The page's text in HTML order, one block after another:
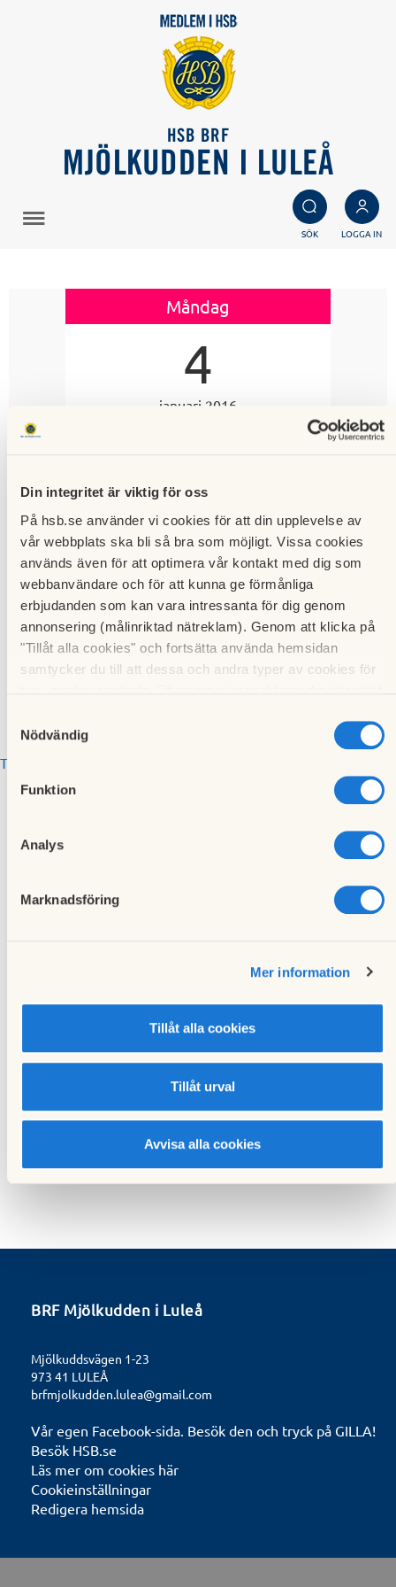
Din integritet är viktig för oss
På hsb.se använder vi cookies för att din upplevelse av
vår webbplats ska bli så bra som möjligt. Vissa cookies
används även för att optimera vår kontakt med dig som
webbanvändare och för att kunna ge förmånliga
erbjudanden som kan vara intressanta för dig genom
annonsering (målinriktad nätreklam). Genom att klicka på
"Tillåt alla cookies" och fortsätta använda hemsidan
samtycker du till att dessa och andra typer av cookies för
att endast tillåta ett urval.
Nödvändig
Funktion
Analys
Marknadsföring
Mer information
Tillåt alla cookies
Tillåt urval
Avvisa alla cookies
HSB BRF
MJÖLKUDDEN I LULEÅ
SÖK LOGGA IN
Måndag
4
januari 2016
Öppet Hus på
kontoret
kontoret4 januari 2016
18:00-19:00
Till kalendariet
Nästa händelse
11
januari
2016
BRF Mjölkudden i Luleå
Mjölkuddsvägen 1-23
973 41 LULEÅ
brfmjolkudden.lulea@gmail.com
Vår egen Facebook-sida. Besök den och tryck på GILLA!
Besök HSB.se
Läs mer om cookies här
Cookieinställningar
Redigera hemsida